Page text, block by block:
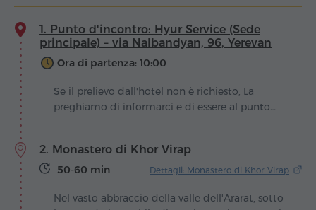
1. Punto d'incontro: Hyur Service (Sede
principale) – via Nalbandyan, 96, Yerevan
Ora di partenza: 10:00
Se il prelievo dall'hotel non è richiesto, La
preghiamo di informarci e di essere al punto
2. Monastero di Khor Virap
50-60 min Dettagli: Monastero di Khor Virap
Nel vasto abbraccio della valle dell'Ararat, sotto